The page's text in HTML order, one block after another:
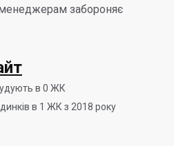
забороняє
в 0 ЖК
в 1 ЖК з 2018 року